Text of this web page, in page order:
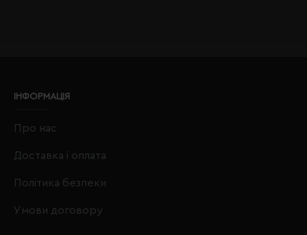
ІНФОРМАЦІЯ
Про нас
Доставка і оплата
Політика безпеки
Умови договору